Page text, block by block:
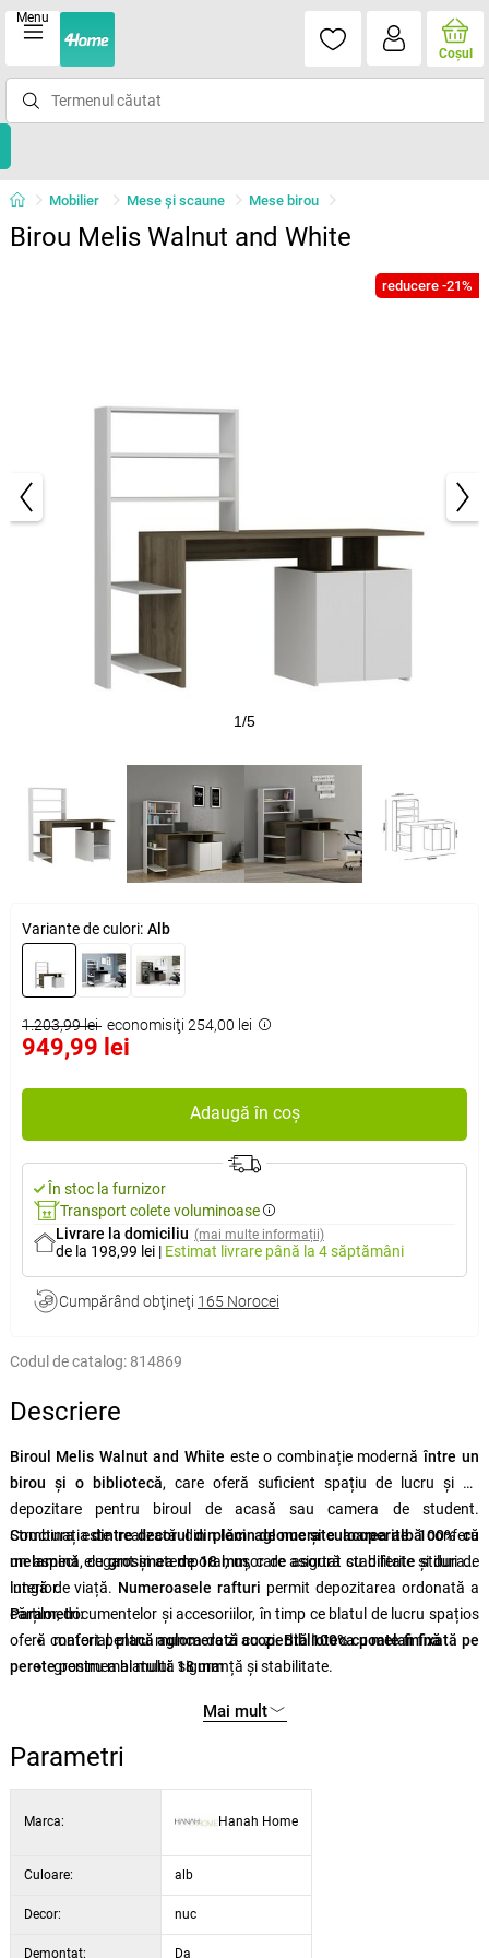
Menu
Coşul
Mobilier Mese şi scaune Mese birou
Birou Melis Walnut and White
reducere -21%
1/5
Variante de culori: Alb
1.203,99 lei economisiţi 254,00 lei
949,99 lei
Adaugă în coș
În stoc la furnizor
Transport colete voluminoase
Livrare la domiciliu (mai multe informații)
de la 198,99 lei | Estimat livrare până la 4 săptămâni
Cumpărând obţineţi 165 Norocei
Codul de catalog: 814869
Descriere
Biroul Melis Walnut and White este o combinație modernăîntre un
birou și o bibliotecă, care oferă suficient spațiu de lucru și de
depozitare pentru biroul de acasă sau camera de student.
Combinațiadintre decorul din lemn de nuc și culoarea albăconferă
un aspect elegant și atemporal, ușor de asortat cu diferite stiluri de
interior.
Structura este realizată dinplăci aglomerate acoperite 100% cu
melamină, cugrosimea de 18 mm, care asigură stabilitate și durată
lungă de viață. Numeroasele rafturi permit depozitarea ordonată a
cărților, documentelor și accesoriilor, în timp ce blatul de lucru spațios
oferă confort pentru munca de zi cu zi.Biblioteca poate fi fixată pe
peretepentru mai multă siguranță și stabilitate.
Parametri:
material:placă aglomerată acoperită 100% cu melamină
grosimea blatului: 18 mm
63,6 × 128,8 × 14,5 cm
culoare:
nuc / alb
Mai mult
Parametri
Marca: Hanah Home
Culoare: alb
Decor: nuc
Demontat: Da